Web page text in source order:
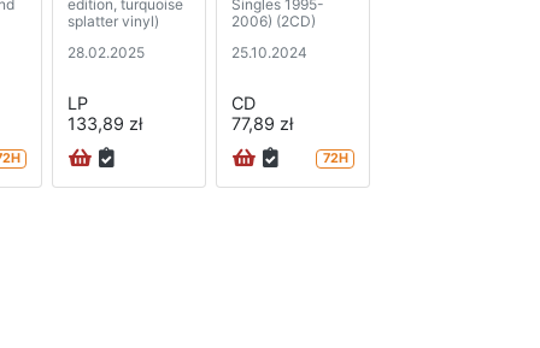
edition, turquoise
splatter vinyl)
28.02.2025
LP
133,89 zł
Singles 1995-
2006) (2CD)
25.10.2024
CD
77,89 zł
72H